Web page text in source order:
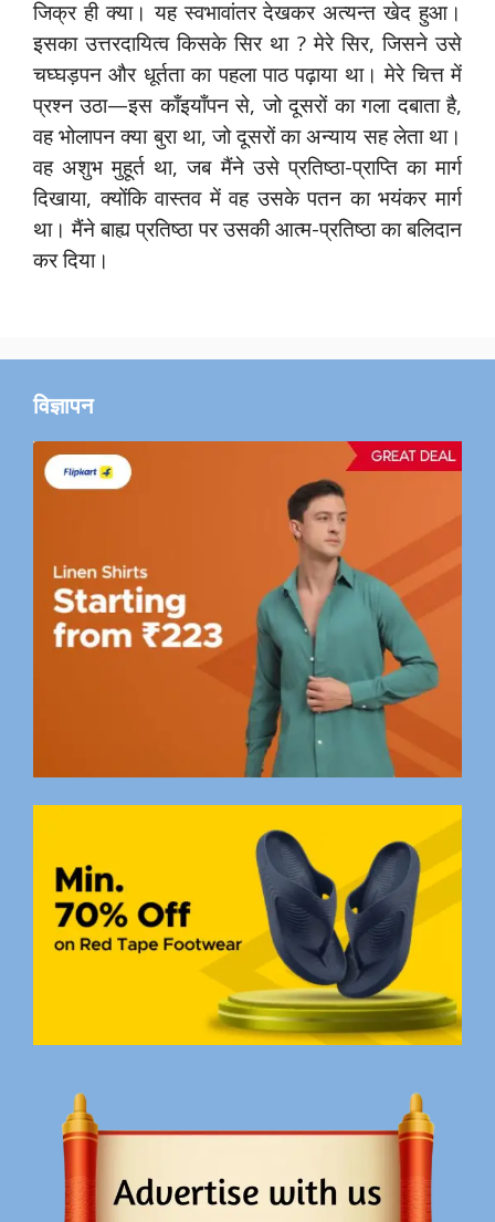
जिक्र ही क्या। यह स्वभावांतर देखकर अत्यन्त खेद हुआ।
इसका उत्तरदायित्व किसके सिर था ? मेरे सिर, जिसने उसे
चघ्घड़पन और धूर्तता का पहला पाठ पढ़ाया था। मेरे चित्त में
प्रश्न उठा—इस काँइयाँपन से, जो दूसरों का गला दबाता है,
वह भोलापन क्या बुरा था, जो दूसरों का अन्याय सह लेता था।
वह अशुभ मुहूर्त था, जब मैंने उसे प्रतिष्ठा-प्राप्ति का मार्ग
दिखाया, क्योंकि वास्तव में वह उसके पतन का भयंकर मार्ग
था। मैंने बाह्य प्रतिष्ठा पर उसकी आत्म-प्रतिष्ठा का बलिदान
कर दिया।
विज्ञापन